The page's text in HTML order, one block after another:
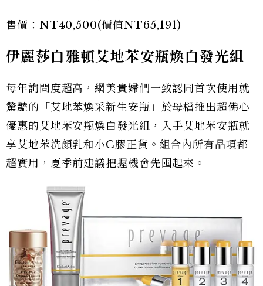
售價：NT40,500(價值NT65,191)
伊麗莎白雅頓艾地苯安瓶煥白發光組
每年詢問度超高，網美貴婦們一致認同首次使用就
驚豔的「艾地苯煥采新生安瓶」於母檔推出超佛心
優惠的艾地苯安瓶煥白發光組，入手艾地苯安瓶就
享艾地苯洗顏乳和小C膠正貨。組合內所有品項都
超實用，夏季前建議把握機會先囤起來。